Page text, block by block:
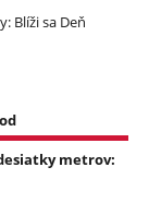
Blíži sa Deň
metrov: